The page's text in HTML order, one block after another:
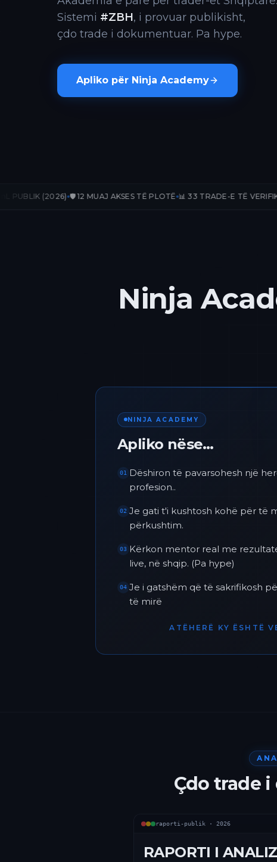
Sistemi #ZBH, i provuar publikisht,
çdo trade i dokumentuar. Pa hype.
Apliko për Ninja Academy
🛡️ 12 MUAJ AKSES TË PLOTË 📊 33 TRADE-E TË VERIFIKUARA 📈
Ninja
NINJA ACADEMY
Apliko nëse…
01
Dëshiron të pavarsohesh një
profesion..
02 Je gati t'i kushtosh kohë për të
përkushtim.
03 Kërkon mentor real me
live, në shqip. (Pa hype)
04 Je i gatshëm që të sakrifikosh
të mirë
ATËHERË KY ËSHTË
Çdo trade
raporti-publik · 2026
RAPORTI I